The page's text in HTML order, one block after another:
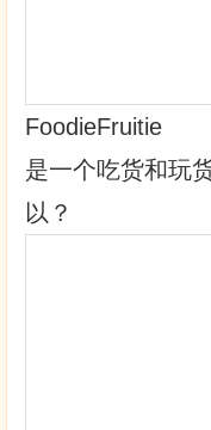
FoodieFruitie
是一个吃货和玩
以？